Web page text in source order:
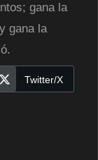
gana la
gana la
Twitter/X